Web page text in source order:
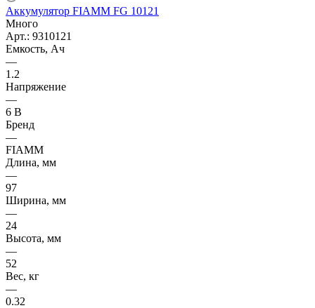
Аккумулятор FIAMM FG 10121
Много
Арт.: 9310121
Емкость, Ач
—
1.2
Напряжение
—
6 В
Бренд
—
FIAMM
Длина, мм
—
97
Ширина, мм
—
24
Высота, мм
—
52
Вес, кг
—
0.32